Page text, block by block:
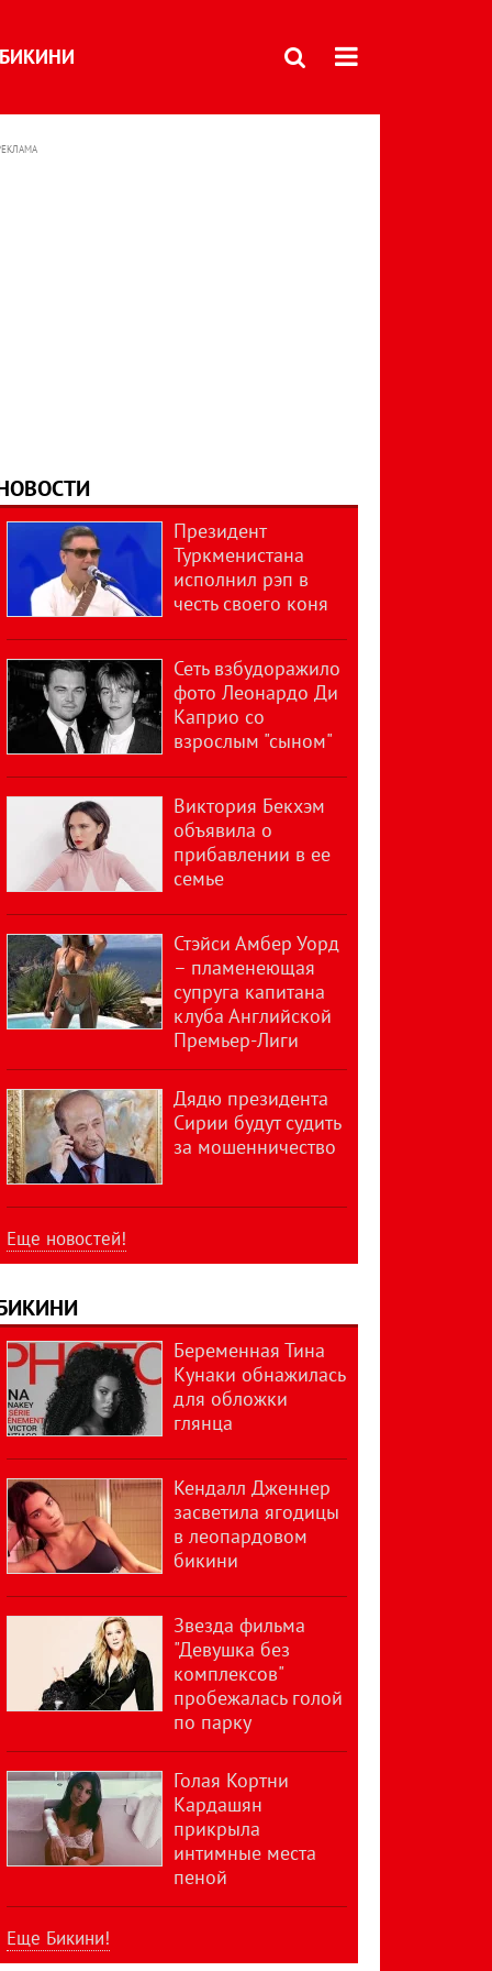
БИКИНИ
Президент
Туркменистана
исполнил рэп в
честь своего коня
Сеть взбудоражило
фото Леонардо Ди
Каприо со
взрослым "сыном"
Виктория Бекхэм
объявила о
прибавлении в ее
семье
Стэйси Амбер Уорд
– пламенеющая
супруга капитана
клуба Английской
Премьер-Лиги
Дядю президента
Сирии будут судить
за мошенничество
Еще новостей!
Беременная Тина
Кунаки обнажилась
для обложки
глянца
Кендалл Дженнер
засветила ягодицы
в леопардовом
бикини
Звезда фильма
"Девушка без
комплексов"
пробежалась голой
по парку
Голая Кортни
Кардашян
прикрыла
интимные места
пеной
Еще Бикини!